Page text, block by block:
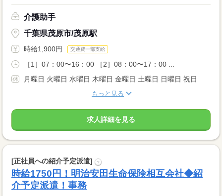
介護助手
千葉県茂原市/茂原駅
時給1,900円 交通費一部支給
［1］07：00〜16：00 ［2］08：00〜17：00 ...
月曜日 火曜日 水曜日 木曜日 金曜日 土曜日 日曜日 祝日
もっと見る
求人詳細を見る
[正社員への紹介予定派遣] ?
時給1750円！明治安田生命保険相互会社◆紹
介予定派遣！事務